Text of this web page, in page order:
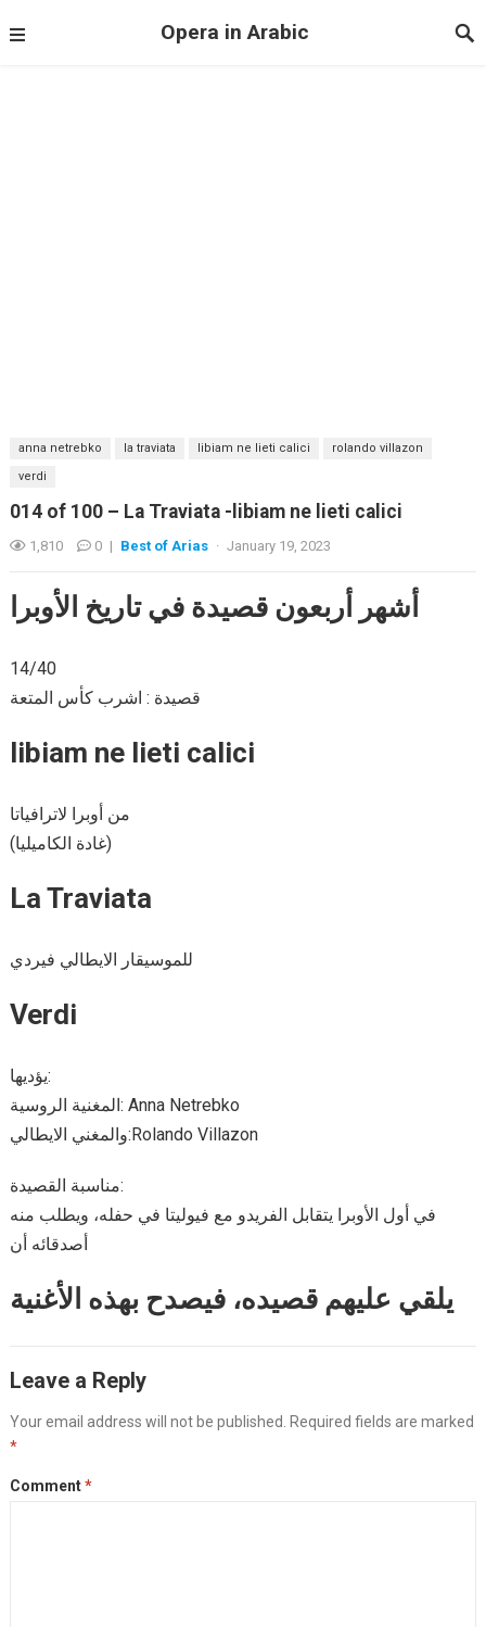
Opera in Arabic
anna netrebko la traviata libiam ne lieti calici
rolando villazon
verdi
014 of 100 – La Traviata -libiam ne lieti calici
1,810 0 | Best of Arias · January 19, 2023
أشهر أربعون قصيدة في تاريخ الأوبرا
14/40
قصيدة : اشرب كأس المتعة
libiam ne lieti calici
من أوبرا لاترافياتا
(غادة الكاميليا)
La Traviata
للموسيقار الايطالي فيردي
Verdi
يؤديها:
المغنية الروسية: Anna Netrebko
والمغني الايطالي:Rolando Villazon
مناسبة القصيدة:
في أول الأوبرا يتقابل الفريدو مع فيوليتا في حفله، ويطلب منه
أصدقائه أن
يلقي عليهم قصيده، فيصدح بهذه الأغنية
Leave a Reply
Your email address will not be published. Required fields are marked
*
Comment*